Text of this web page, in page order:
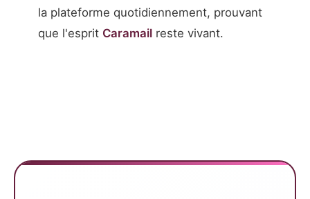
la plateforme quotidiennement, prouvant
que l'esprit Caramail reste vivant.